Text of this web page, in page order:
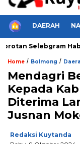
HOMEDAERAH
Selebgram Habib
Home / Bolmong /
Mendagri
Kepada
Diterima
Jusnan
Redaksi Kuytanda